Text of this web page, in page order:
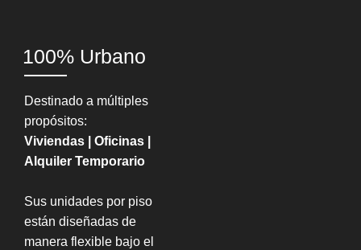
100% Urbano
Destinado a múltiples
propósitos:
Viviendas | Oficinas |
Alquiler Temporario
Sus unidades por piso
están diseñadas de
manera flexible bajo el